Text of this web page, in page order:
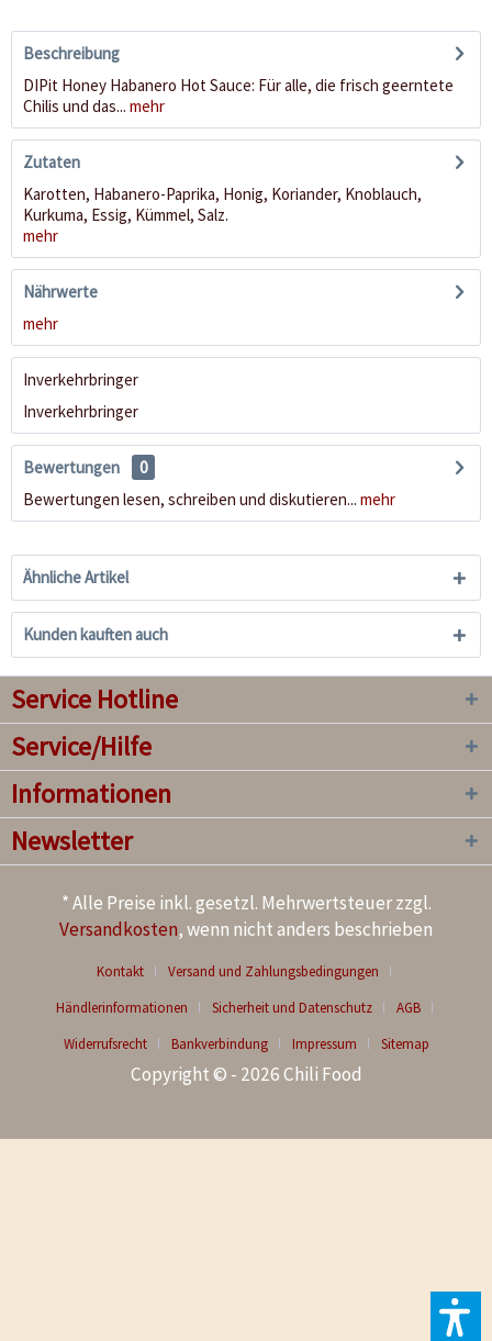
Beschreibung
DIPit Honey Habanero Hot Sauce: Für alle, die frisch geerntete
Chilis und das... mehr
Zutaten
Karotten, Habanero-Paprika, Honig, Koriander, Knoblauch,
Kurkuma, Essig, Kümmel, Salz.
mehr
Nährwerte
mehr
Inverkehrbringer
Inverkehrbringer
Bewertungen
0
Bewertungen lesen, schreiben und diskutieren... mehr
Ähnliche Artikel
Kunden kauften auch
Service Hotline
Service/Hilfe
Informationen
Newsletter
* Alle Preise inkl. gesetzl. Mehrwertsteuer zzgl.
Versandkosten, wenn nicht anders beschrieben
Kontakt
Versand und Zahlungsbedingungen
Händlerinformationen
Sicherheit und Datenschutz
AGB
Widerrufsrecht
Bankverbindung Impressum Sitemap
Copyright © - 2026 Chili Food